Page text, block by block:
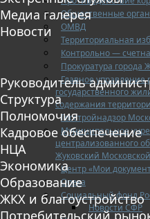
Общественные
ОМВД
Территориальная
Контрольно —
Прокуратура города
Главное управление
государственного
содержания
Госстройнадзор
Муниципальное
централизованного
Жуковский
Центр «Мои
Опека
Социальный фонд
Новости СФР
Медиа галерея
Новости
Руководитель
Структура
Полномочия
Кадровое обеспечение
НЦА
Экономика
Образование
ЖКХ и благоустройство
Потребительский